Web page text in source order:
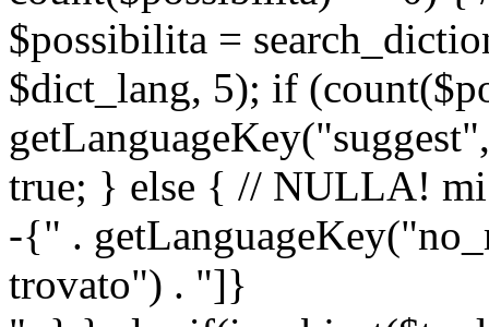
$possibilita =
$dict_lang, 5); if
true; } else { // NULLA! mi
-{" .
trovato") . "]}